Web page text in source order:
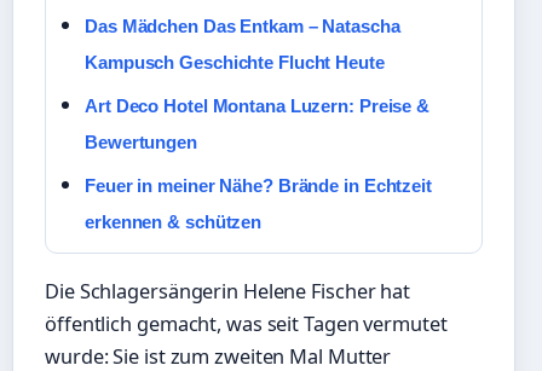
Das Mädchen Das Entkam – Natascha
Kampusch Geschichte Flucht Heute
Art Deco Hotel Montana Luzern: Preise &
Bewertungen
Feuer in meiner Nähe? Brände in Echtzeit
erkennen & schützen
Die Schlagersängerin Helene Fischer hat
öffentlich gemacht, was seit Tagen vermutet
wurde: Sie ist zum zweiten Mal Mutter